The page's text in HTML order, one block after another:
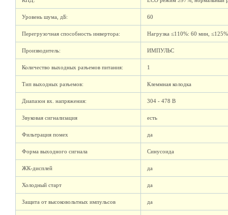
Уровень шума, дБ: 60
Перегрузочная способность инвертора: Нагрузка ≤110%: 60 мин,
Производитель: ИМПУЛЬС
Количество выходных разъемов питания: 1
Тип выходных разъемов: Клеммная колодка
Диапазон вх. напряжения: 304 - 478 В
Звуковая сигнализация есть
Фильтрация помех да
Форма выходного сигнала Синусоида
ЖК-дисплей да
Холодный старт да
Защита от высоковольтных импульсов да